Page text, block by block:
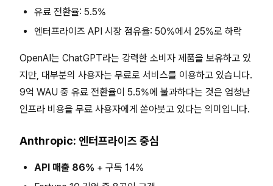
유료 전환율: 5.5%
엔터프라이즈 API 시장 점유율: 50%에서 25%로 하락
OpenAI는 ChatGPT라는 강력한 소비자 제품을 보유하고 있
지만, 대부분의 사용자는 무료로 서비스를 이용하고 있습니다.
9억 WAU 중 유료 전환율이 5.5%에 불과하다는 것은 엄청난
인프라 비용을 무료 사용자에게 쏟아붓고 있다는 의미입니다.
Anthropic: 엔터프라이즈 중심
API 매출 86% + 구독 14%